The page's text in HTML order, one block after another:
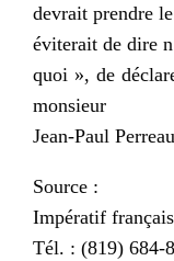
devrait prendre
éviterait de dire
quoi », de
monsieur
Jean-Paul
Source :
Impératif français
Tél. : (819) 684-